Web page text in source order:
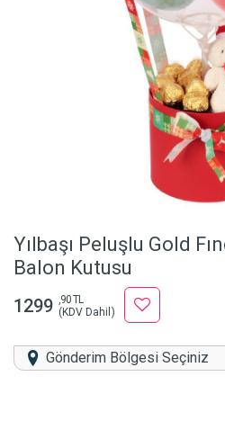
Yılbaşı Peluşlu Gold
Balon Kutusu
1299 ,90 TL
(KDV Dahil)
Gönderim Bölgesi Seçiniz